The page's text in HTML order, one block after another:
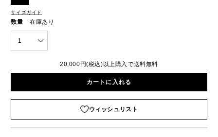
サイズガイド
数量 在庫あり
1
20,000円(税込)以上購入で送料無料
カートに入れる
ウィッシュリスト